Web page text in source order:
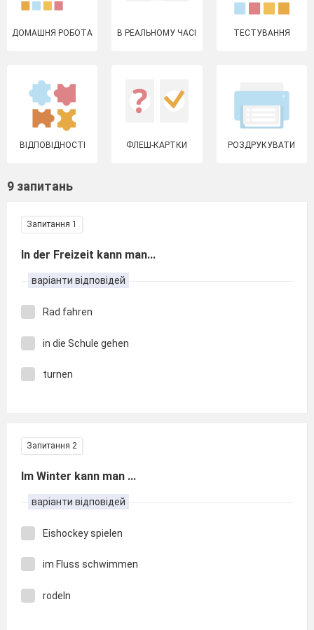
ДОМАШНЯ РОБОТА В РЕАЛЬНОМУ ЧАСІ ТЕСТУВАННЯ
ВІДПОВІДНОСТІ ФЛЕШ-КАРТКИ РОЗДРУКУВАТИ
9 запитань
Запитання 1
In der Freizeit kann man...
варіанти відповідей
Rad fahren
in die Schule gehen
turnen
Запитання 2
Im Winter kann man ...
варіанти відповідей
Eishockey spielen
im Fluss schwimmen
rodeln